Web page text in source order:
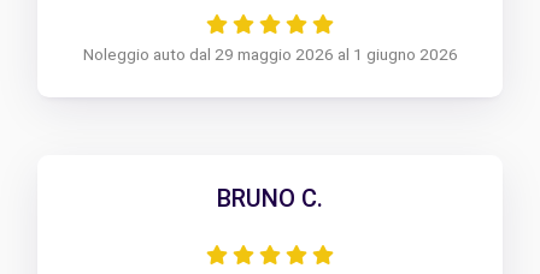
Noleggio auto dal 29 maggio 2026 al 1 giugno 2026
BRUNO C.